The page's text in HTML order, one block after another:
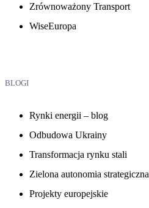
Zrównoważony Transport
WiseEuropa
BLOGI
Rynki energii – blog
Odbudowa Ukrainy
Transformacja rynku stali
Zielona autonomia strategiczna
Projekty europejskie